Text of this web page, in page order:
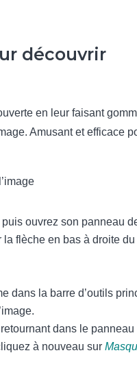
découvrir
en leur faisant
Amusant et efficace
ouvrez son panneau
flèche en bas à droite du
dans la barre d’outils
dans le panneau
à nouveau sur